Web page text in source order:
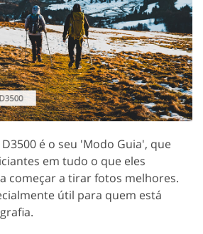
é o seu 'Modo Guia', que
em tudo o que eles
começar a tirar fotos melhores.
útil para quem está